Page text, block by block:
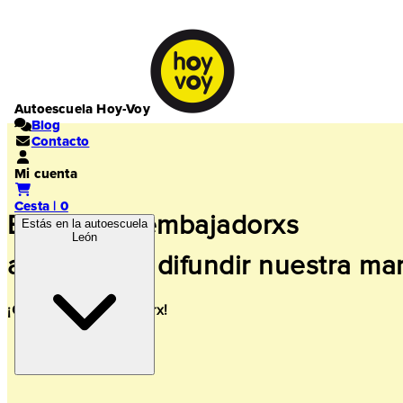
Autoescuela Hoy-Voy
Blog
Contacto
Mi cuenta
Cesta | 0
Estás en la autoescuela
León
Buscamos embajadorxs
ayúdanos a difundir nuestra
¡Quiero ser embajadorx!